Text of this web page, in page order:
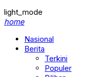
light_mode
home
Nasional
Berita
Terkini
Populer